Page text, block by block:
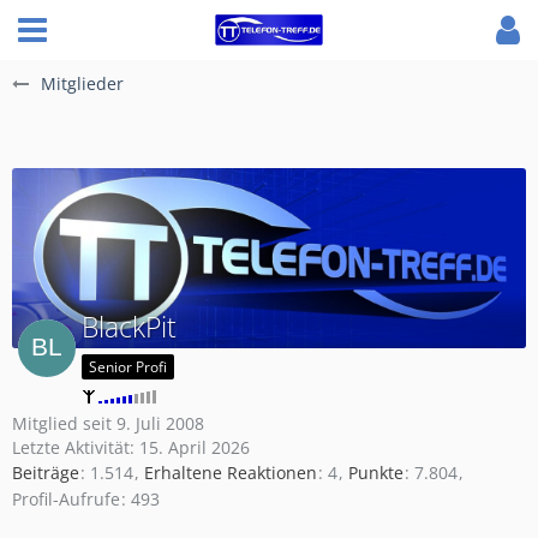
Mitglieder
BlackPit
Senior Profi
Mitglied seit 9. Juli 2008
Letzte Aktivität: 15. April 2026
Beiträge 1.514 Erhaltene Reaktionen 4 Punkte 7.804
Profil-Aufrufe 493